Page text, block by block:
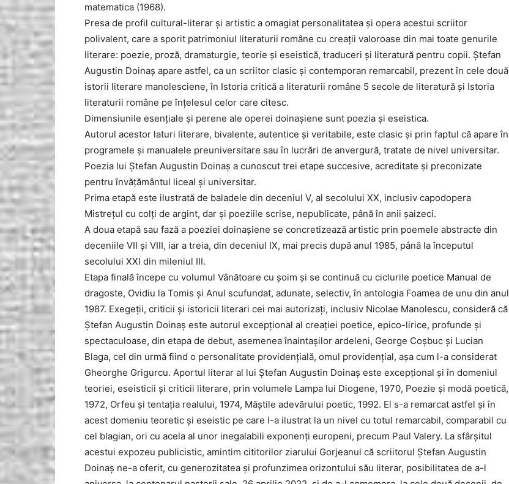
matematica (1968).
Presa de profil cultural-literar şi artistic a omagiat personalitatea şi opera acestui scriitor
polivalent, care a sporit patrimoniul literaturii române cu creaţii valoroase din mai toate genurile
literare: poezie, proză, dramaturgie, teorie şi eseistică, traduceri şi literatură pentru copii. Ştefan
Augustin Doinaş apare astfel, ca un scriitor clasic şi contemporan remarcabil, prezent în cele două
istorii literare manolesciene, în Istoria critică a literaturii române 5 secole de literatură şi Istoria
literaturii române pe înţelesul celor care citesc.
Dimensiunile esenţiale şi perene ale operei doinaşiene sunt poezia şi eseistica.
Autorul acestor laturi literare, bivalente, autentice şi veritabile, este clasic şi prin faptul că apare în
programele şi manualele preuniversitare sau în lucrări de anvergură, tratate de nivel universitar.
Poezia lui Ştefan Augustin Doinaş a cunoscut trei etape succesive, acreditate şi preconizate
pentru învăţământul liceal şi universitar.
Prima etapă este ilustrată de baladele din deceniul V, al secolului XX, inclusiv capodopera
Mistreţul cu colţi de argint, dar şi poeziile scrise, nepublicate, până în anii şaizeci.
A doua etapă sau fază a poeziei doinaşiene se concretizează artistic prin poemele abstracte din
deceniile VII şi VIII, iar a treia, din deceniul IX, mai precis după anul 1985, până la începutul
secolului XXI din mileniul III.
Etapa finală începe cu volumul Vânătoare cu şoim şi se continuă cu ciclurile poetice Manual de
dragoste, Ovidiu la Tomis şi Anul scufundat, adunate, selectiv, în antologia Foamea de unu din anul
1987. Exegeţii, criticii şi istoricii literari cei mai autorizaţi, inclusiv Nicolae Manolescu, consideră că
Ştefan Augustin Doinaş este autorul excepţional al creaţiei poetice, epico-lirice, profunde şi
spectaculoase, din etapa de debut, asemenea înaintaşilor ardeleni, George Coşbuc şi Lucian
Blaga, cel din urmă fiind o personalitate providenţială, omul providenţial, aşa cum l-a considerat
Gheorghe Grigurcu. Aportul literar al lui Ştefan Augustin Doinaş este excepţional şi în domeniul
teoriei, eseisticii şi criticii literare, prin volumele Lampa lui Diogene, 1970, Poezie şi modă poetică,
1972, Orfeu şi tentaţia realului, 1974, Măştile adevărului poetic, 1992. El s-a remarcat astfel şi în
acest domeniu teoretic şi eseistic pe care l-a ilustrat la un nivel cu totul remarcabil, comparabil cu
cel blagian, ori cu acela al unor inegalabili exponenţi europeni, precum Paul Valery. La sfârşitul
acestui expozeu publicistic, amintim cititorilor ziarului Gorjeanul că scriitorul Ştefan Augustin
Doinaş ne-a oferit, cu generozitatea şi profunzimea orizontului său literar, posibilitatea de a-l